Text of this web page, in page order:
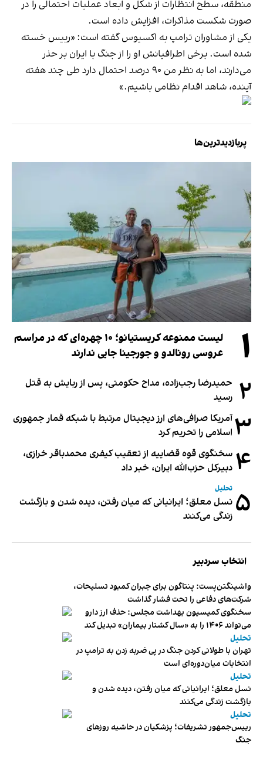
منطقه، سطح انتظارات از شکل و ابعاد عملیات احتمالی را در
صورت شکست مذاکرات، افزایش داده است.
یکی از مشاوران ترامپ به اکسیوس گفته است: «رییس‌ خسته
شده است. برخی اطرافیانش او را از جنگ با ایران بر حذر
می‌دارند، اما به نظر من ۹۰ درصد احتمال دارد طی چند هفته
آینده، شاهد اقدام نظامی باشیم.»
پربازدیدترین‌ها
۱
لیست ممنوعه کریستیانو؛ ۱۰ چهره‌ای که در مراسم
عروسی رونالدو و جورجینا جایی ندارند
۲ حمیدرضا رجب‌زاده، مداح حکومتی، پس از ربایش به قتل
رسید
۳آمریکا صرافی‌های ارز دیجیتال مرتبط با شبکه قمار جمهوری
اسلامی را تحریم کرد
۴ سخنگوی قوه قضاییه از تعقیب کیفری محمدباقر خرازی،
دبیر‌کل حزب‌الله ایران، خبر داد
۵ تحلیل
نسل معلق؛ ایرانیانی که میان رفتن، دیده شدن و بازگشت
زندگی می‌کنند
انتخاب سردبیر
واشینگتن‌پست: پنتاگون برای جبران کمبود تسلیحات،
شرکت‌های دفاعی را تحت فشار گذاشت
سخنگوی کمیسیون بهداشت مجلس: حذف ارز دارو
می‌تواند ۱۴۰۶ را به «سال کشتار بیماران» تبدیل کند
تحلیل
تهران با طولانی کردن جنگ در پی ضربه زدن به ترامپ در
انتخابات میان‌دوره‌ای است
تحلیل
نسل معلق؛ ایرانیانی که میان رفتن، دیده شدن و
بازگشت زندگی می‌کنند
تحلیل
رییس‌جمهور تشریفات؛ پزشکیان در حاشیه روزهای
جنگ